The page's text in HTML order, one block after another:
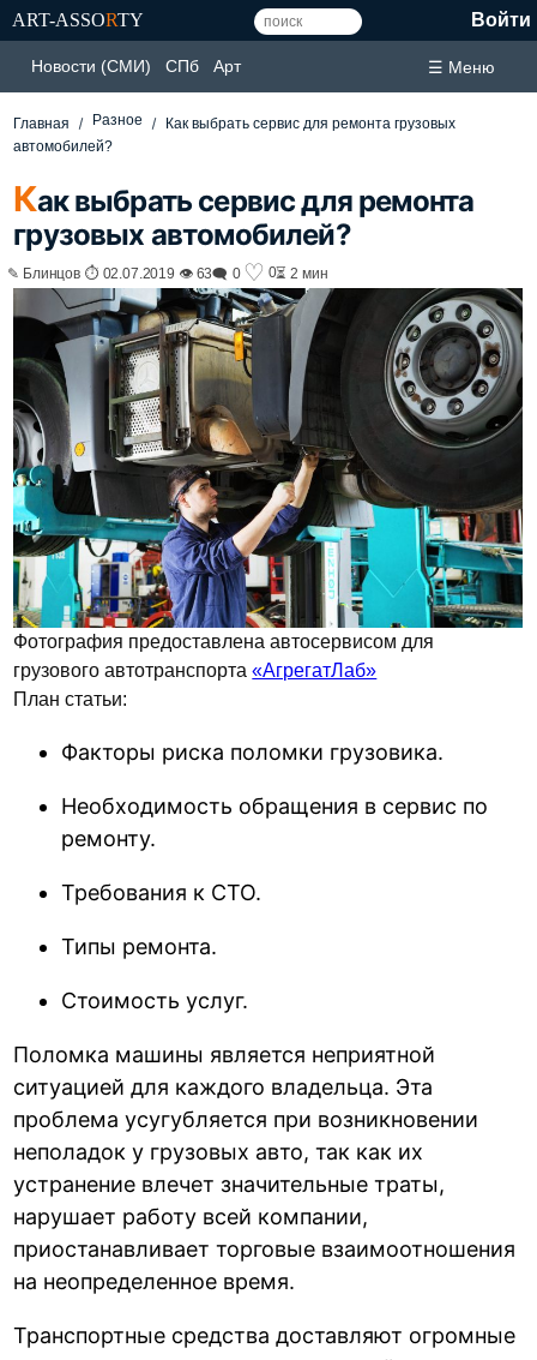
ART-ASSORTY Войти
Новости (СМИ) СПб Арт ☰ Меню
Главная Разное
Как выбрать сервис для ремонта грузовых
автомобилей?
Как выбрать сервис для ремонта
грузовых автомобилей?
✎ Блинцов ⏱ 02.07.2019 👁 63🗨 0 ♡ 0⏳ 2 мин
Фотография предоставлена автосервисом для
грузового автотранспорта«АгрегатЛаб»
План статьи:
Факторы риска поломки грузовика.
Необходимость обращения в сервис по
ремонту.
Требования к СТО.
Типы ремонта.
Стоимость услуг.
Поломка машины является неприятной
ситуацией для каждого владельца. Эта
проблема усугубляется при возникновении
неполадок у грузовых авто, так как их
устранение влечет значительные траты,
нарушает работу всей компании,
приостанавливает торговые взаимоотношения
на неопределенное время.
Транспортные средства доставляют огромные